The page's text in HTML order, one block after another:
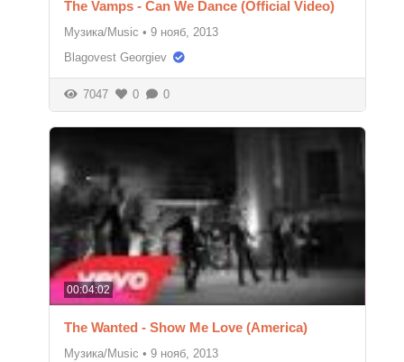
The Vamps - Can We Dance (Official Video)
Музика/Music • 9 нояб, 2013
Blagovest Georgiev
7047 0 0
00:04:02
The Wanted - Show Me Love (America)
Музика/Music • 9 нояб, 2013